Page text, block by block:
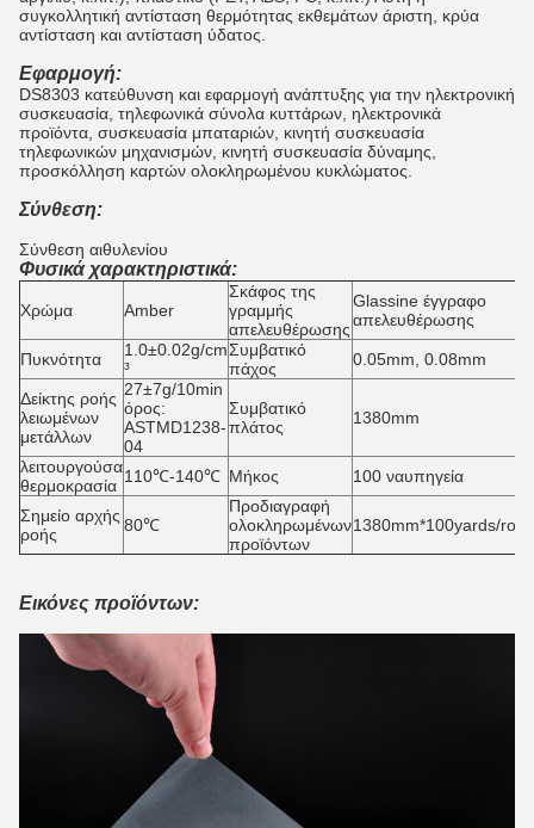
συγκολλητική αντίσταση θερμότητας εκθεμάτων άριστη, κρύα
αντίσταση και αντίσταση ύδατος.
Εφαρμογή:
DS8303 κατεύθυνση και εφαρμογή ανάπτυξης για την ηλεκτρονική
συσκευασία, τηλεφωνικά σύνολα κυττάρων, ηλεκτρονικά
προϊόντα, συσκευασία μπαταριών, κινητή συσκευασία
τηλεφωνικών μηχανισμών, κινητή συσκευασία δύναμης,
προσκόλληση καρτών ολοκληρωμένου κυκλώματος.
Σύνθεση:
Σύνθεση αιθυλενίου
Φυσικά χαρακτηριστικά:
Χρώμα Amber
Σκάφος της
γραμμής
απελευθέρωσης
Glassine έγγραφο
απελευθέρωσης
Πυκνότητα
1.0±0.02g/cm
³
Συμβατικό
πάχος
0.05mm, 0.08mm
Δείκτης ροής
λειωμένων
μετάλλων
27±7g/10min
όρος:
ASTMD1238-
04
Συμβατικό
πλάτος
1380mm
λειτουργούσα
θερμοκρασία 110℃-140℃ Μήκος 100 ναυπηγεία
Σημείο αρχής
ροής
80℃
Προδιαγραφή
ολοκληρωμένων
προϊόντων
1380mm*100yards/roll
Εικόνες προϊόντων: